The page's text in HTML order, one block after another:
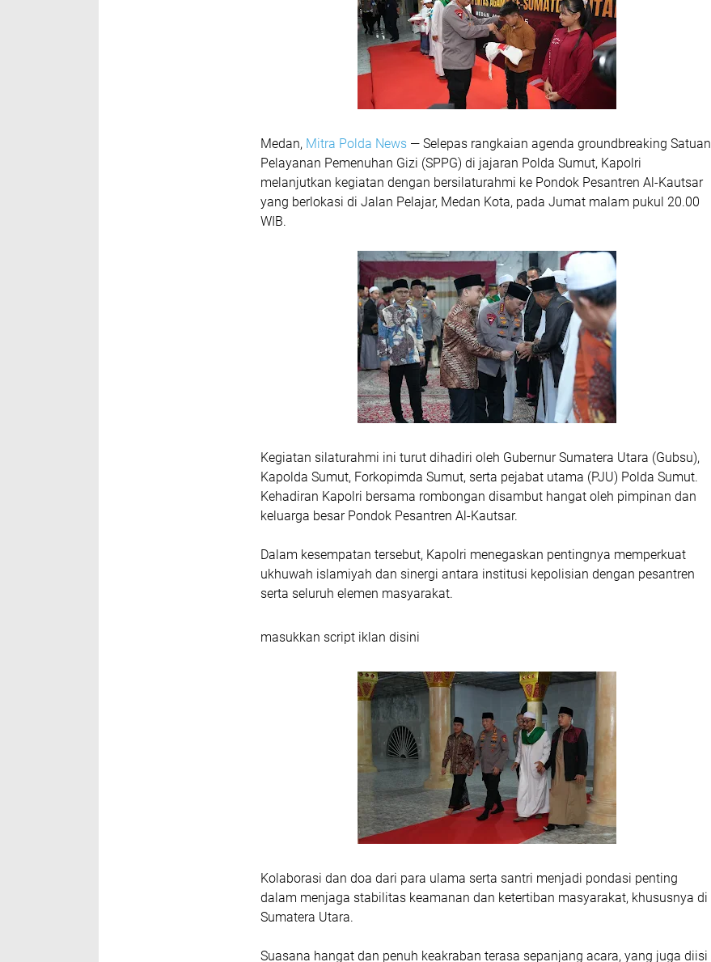
Medan, Mitra Polda News — Selepas rangkaian agenda groundbreaking Satuan
Pelayanan Pemenuhan Gizi (SPPG) di jajaran Polda Sumut, Kapolri
melanjutkan kegiatan dengan bersilaturahmi ke Pondok Pesantren Al-Kautsar
yang berlokasi di Jalan Pelajar, Medan Kota, pada Jumat malam pukul 20.00
WIB.
Kegiatan silaturahmi ini turut dihadiri oleh Gubernur Sumatera Utara (Gubsu),
Kapolda Sumut, Forkopimda Sumut, serta pejabat utama (PJU) Polda Sumut.
Kehadiran Kapolri bersama rombongan disambut hangat oleh pimpinan dan
keluarga besar Pondok Pesantren Al-Kautsar.
Dalam kesempatan tersebut, Kapolri menegaskan pentingnya memperkuat
ukhuwah islamiyah dan sinergi antara institusi kepolisian dengan pesantren
serta seluruh elemen masyarakat.
masukkan script iklan disini
Kolaborasi dan doa dari para ulama serta santri menjadi pondasi penting
dalam menjaga stabilitas keamanan dan ketertiban masyarakat, khususnya di
Sumatera Utara.
Suasana hangat dan penuh keakraban terasa sepanjang acara, yang juga diisi